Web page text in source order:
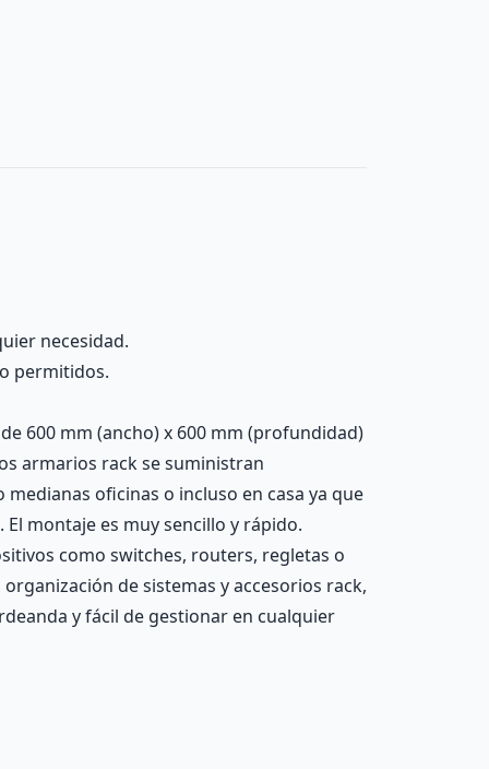
necesidad.
permitidos.
600 mm (ancho) x 600 mm (profundidad)
armarios rack se suministran
oficinas o incluso en casa ya que
montaje es muy sencillo y rápido.
como switches, routers, regletas o
de sistemas y accesorios rack,
y fácil de gestionar en cualquier